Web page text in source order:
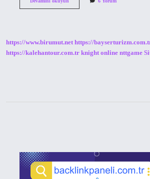
Öldü
https://www.birumut.net https://
https://kalehantour.com.tr knight online nttgame